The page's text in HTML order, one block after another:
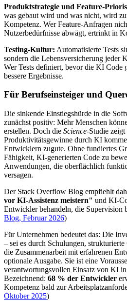
Produktstrategie und Feature-
was gebaut wird und was nicht, wird
Kompetenz. Wer Feature-Anfragen
Nutzerbedürfnisse abwägt, ertrinkt in
Testing-Kultur: Automatisierte Tests
sondern die Lebensversicherung jeder
Wer Tests definiert, bevor die KI Code
bessere Ergebnisse.
Für Berufseinsteiger und
Die sinkende Einstiegshürde in die
zunächst positiv: Mehr Menschen
erstellen. Doch die Science-Studie
Produktivitätsgewinne durch KI
Entwicklern zugute. Ohne fundiertes
Fähigkeit, KI-generierten Code zu
Anwendungen, die oberflächlich
versagen.
Der Stack Overflow Blog empfiehlt
vor KI-Assistenz meistern" und KI-
Entwickler behandeln, die Supervision
Blog, Februar 2026)
Für Unternehmen bedeutet das: Die
– sei es durch Schulungen,
die Zusammenarbeit mit erfahrenen
optionale Ausgabe. Sie ist eine
verantwortungsvollen Einsatz von KI
Bezeichnend: 68 % der Entwickler
Kompetenz bald zur
Oktober 2025)